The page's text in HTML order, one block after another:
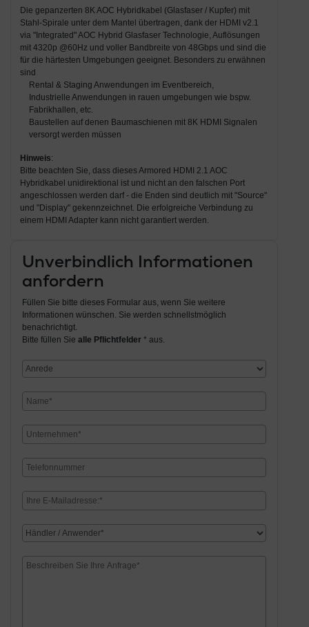
Die gepanzerten 8K AOC Hybridkabel (Glasfaser / Kupfer) mit
Stahl-Spirale unter dem Mantel übertragen, dank der HDMI v2.1
via "Integrated" AOC Hybrid Glasfaser Technologie, Auflösungen
mit 4320p @60Hz und voller Bandbreite von 48Gbps und sind die
für die härtesten Umgebungen geeignet. Besonders zu erwähnen
sind
Rental & Staging Anwendungen im Eventbereich,
Industrielle Anwendungen in rauen umgebungen wie bspw.
Fabrikhallen, etc.
Baustellen auf denen Baumaschienen mit 8K HDMI Signalen
versorgt werden müssen
Hinweis:
Bitte beachten Sie, dass dieses Armored HDMI 2.1 AOC
Hybridkabel unidirektional ist und nicht an den falschen Port
angeschlossen werden darf - die Enden sind deutlich mit "Source"
und "Display" gekennzeichnet. Die erfolgreiche Verbindung zu
einem HDMI Adapter kann nicht garantiert werden.
Unverbindlich Informationen
anfordern
Füllen Sie bitte dieses Formular aus, wenn Sie weitere
Informationen wünschen. Sie werden schnellstmöglich
benachrichtigt.
Bitte füllen Sie alle Pflichtfelder * aus.